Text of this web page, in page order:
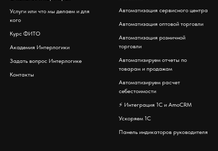
Услуги или что мы делаем и для
кого
Курс ФИТО
Академия Интерлогики
Задать вопрос Интерлогике
Контакты
Автоматизация сервисного центра
Автоматизация оптовой торговли
Автоматизация розничной
торговли
Автоматизируем отчеты по
товарам и продажам
Автоматизируем расчет
себестоимости
⚡️ Интеграция 1С и AmoCRM
Ускоряем 1С
Панель индикаторов руководителя